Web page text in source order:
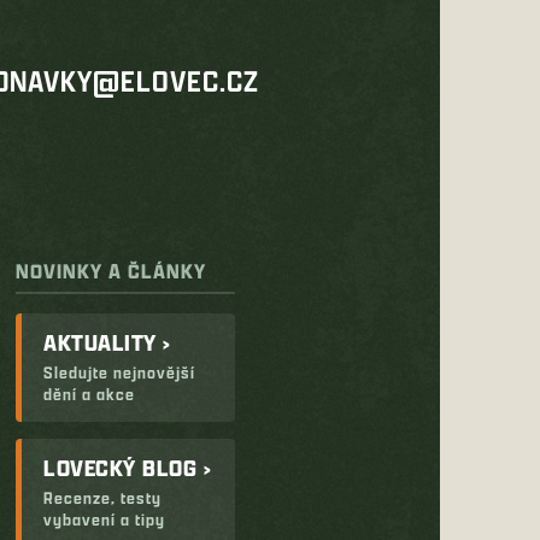
NOVINKY A ČLÁNKY
AKTUALITY ›
Sledujte nejnovější
dění a akce
LOVECKÝ BLOG ›
Recenze, testy
vybavení a tipy